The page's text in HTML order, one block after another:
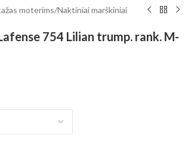
moterims/Naktiniai marškiniai
754 Lilian trump. rank. M-